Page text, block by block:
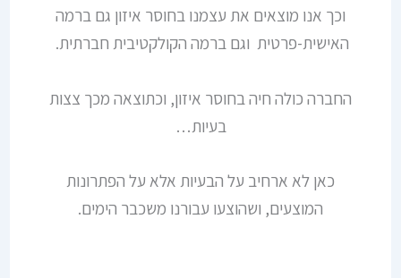
וכך אנו מוצאים את עצמנו בחוסר איזון גם ברמה
האישית-פרטית וגם ברמה הקולקטיבית חברתית.
החברה כולה חיה בחוסר איזון, וכתוצאה מכך צצות
בעיות…
כאן לא ארחיב על הבעיות אלא על הפתרונות
המוצעים, ושהוצעו עבורנו משכבר הימים.